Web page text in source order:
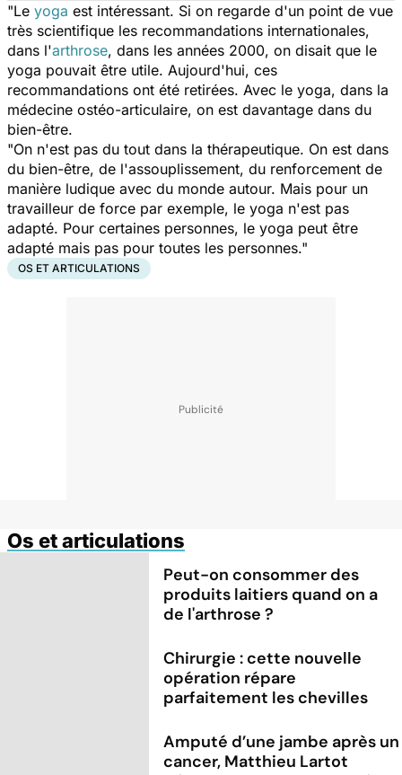
"Le yoga est intéressant. Si on regarde d'un point de vue
très scientifique les recommandations internationales,
dans l'arthrose, dans les années 2000, on disait que le
yoga pouvait être utile. Aujourd'hui, ces
recommandations ont été retirées. Avec le yoga, dans la
médecine ostéo-articulaire, on est davantage dans du
bien-être.
"On n'est pas du tout dans la thérapeutique. On est dans
du bien-être, de l'assouplissement, du renforcement de
manière ludique avec du monde autour. Mais pour un
travailleur de force par exemple, le yoga n'est pas
adapté. Pour certaines personnes, le yoga peut être
adapté mais pas pour toutes les personnes."
OS ET ARTICULATIONS
Os et articulations
Peut-on consommer des
produits laitiers quand on a
de l'arthrose ?
Chirurgie : cette nouvelle
opération répare
parfaitement les chevilles
Amputé d’une jambe après un
cancer, Matthieu Lartot